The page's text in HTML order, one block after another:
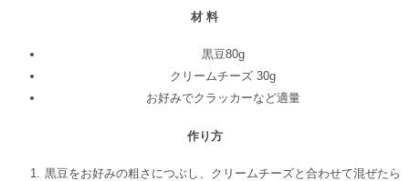
材 料
黒豆80g
クリームチーズ 30g
お好みでクラッカーなど適量
作り方
黒豆をお好みの粗さにつぶし、クリームチーズと合わせて混ぜたら